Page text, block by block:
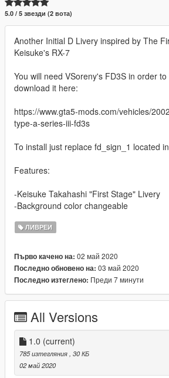
5.0 / 5 звезди (2 вота)
Another Initial D Livery inspired by The
Keisuke's RX-7
You will need VSoreny's FD3S in order
download it here:
https://www.gta5-mods.com/vehicles/
type-a-series-iii-fd3s
To install just replace fd_sign_1 located
Features:
-Keisuke Takahashi "First Stage" Livery
-Background color changeable
ЛИВРЕИ
Първо качено на: 02 май 2020
Последно обновено на: 03 май 2020
Последно изтеглено: Преди 7 минути
All Versions
1.0 (current)
785 изтегляния , 30 КБ
02 май 2020